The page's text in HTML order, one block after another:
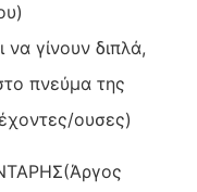
γίνουν διπλά,
πνεύμα της
ουσες)